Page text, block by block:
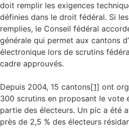
doit remplir les exigences
définies dans le droit fédéral. Si
remplies, le Conseil fédéral
générale qui permet aux cantons
électronique lors de scrutins
cadre approuvés.
Depuis 2004, 15 cantons[1] ont
300 scrutins en proposant le vote
partie des électeurs. Un pic a été
près de 2,5 % des électeurs